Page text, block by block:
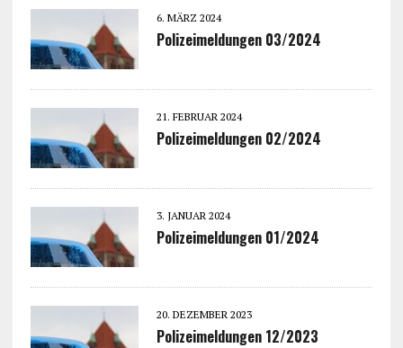
6. MÄRZ 2024
Polizeimeldungen 03/2024
21. FEBRUAR 2024
Polizeimeldungen 02/2024
3. JANUAR 2024
Polizeimeldungen 01/2024
20. DEZEMBER 2023
Polizeimeldungen 12/2023